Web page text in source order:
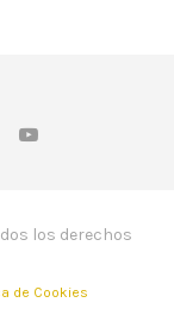
los derechos
de Cookies